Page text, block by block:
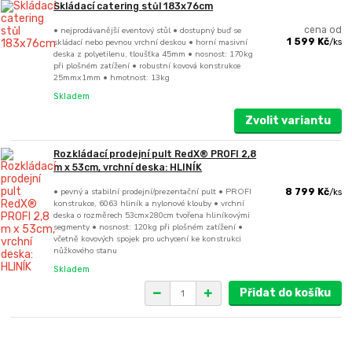
Skládací catering stůl 183x76cm
• nejprodávanější eventový stůl • dostupný buď se
skládací nebo pevnou vrchní deskou • horní masivní
deska z polyetilenu, tloušťka 45mm • nosnost: 170kg
při plošném zatížení • robustní kovová konstrukce
25mmx1mm • hmotnost: 13kg
cena od
1 599 Kč/ks
Skladem
Zvolit variantu
Rozkládací prodejní pult RedX® PROFI 2,8
m x 53cm, vrchní deska: HLINÍK
• pevný a stabilní prodejní/prezentační pult • PROFI
konstrukce, 6063 hliník a nylonové klouby • vrchní
deska o rozměrech 53cmx280cm tvořena hliníkovými
segmenty • nosnost: 120kg při plošném zatížení •
včetně kovových spojek pro uchycení ke konstrukci
nůžkového stanu
8 799 Kč/ks
Skladem
Přidat do košíku